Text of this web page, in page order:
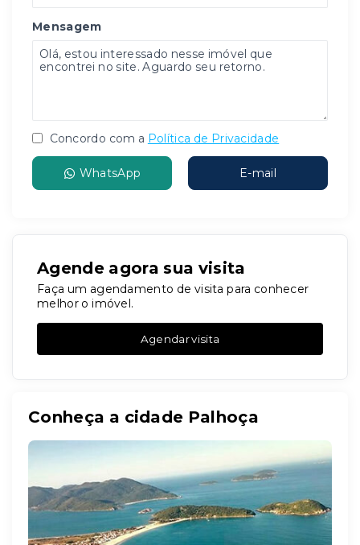
Mensagem
Concordo com a Política de Privacidade
WhatsApp E-mail
Agende agora sua visita
Faça um agendamento de visita para conhecer
melhor o imóvel.
Agendar visita
Conheça a cidade Palhoça